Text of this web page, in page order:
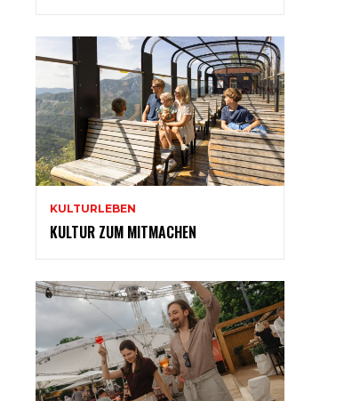
KULTURLEBEN
KULTUR ZUM MITMACHEN